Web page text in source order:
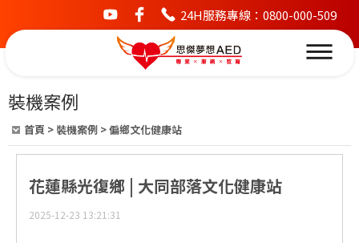
youtubefacebook24H服務專線：0800-000-509
裝機案例
首頁 > 裝機案例 >偏鄉文化健康站
花蓮縣光復鄉 | 大同部落文化健康站
2025-12-23 13:21:31